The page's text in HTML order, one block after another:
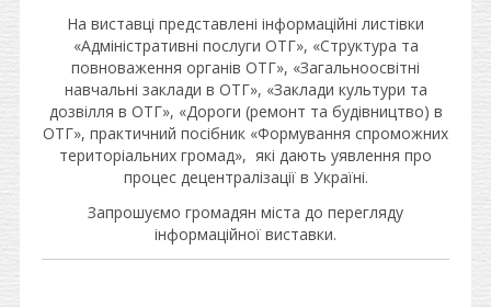
На виставці представлені інформаційні листівки
«Адміністративні послуги ОТГ», «Структура та
повноваження органів ОТГ», «Загальноосвітні
навчальні заклади в ОТГ», «Заклади культури та
дозвілля в ОТГ», «Дороги (ремонт та будівництво) в
ОТГ», практичний посібник «Формування спроможних
територіальних громад», які дають уявлення про
процес децентралізації в Україні.
Запрошуємо громадян міста до перегляду
інформаційної виставки.